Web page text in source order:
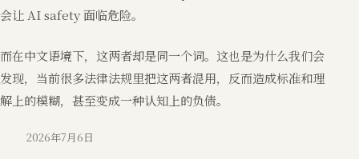
会让 AI safety 面临危险。
而在中文语境下，这两者却是同一个词。这也是为什么我们会
发现，当前很多法律法规里把这两者混用，反而造成标准和理
解上的模糊，甚至变成一种认知上的负债。
2026年7月6日